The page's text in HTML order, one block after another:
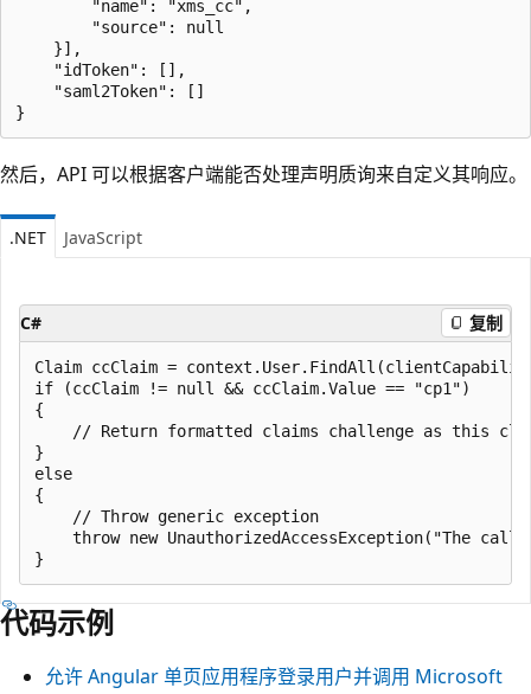
        "name": "xms_cc",
        "source": null
    }],
    "idToken": [],
    "saml2Token": []
然后，API 可以根据客户端能否处理声明质询来自定义其响应。
.NET JavaScript
C# 复制
Claim ccClaim =
if (ccClaim != null && ccClaim.Value == "cp1")
{
// Return formatted claims challenge as this
}
else
{
    // Throw generic exception
throw new UnauthorizedAccessException("The
代码示例
允许 Angular 单页应用程序登录用户并调用 Microsoft